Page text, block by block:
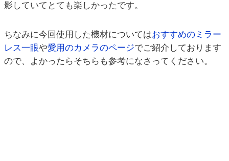
影していてとても楽しかったです。
ちなみに今回使用した機材についてはおすすめのミラー
レス一眼や愛用のカメラのページでご紹介しております
ので、よかったらそちらも参考になさってください。